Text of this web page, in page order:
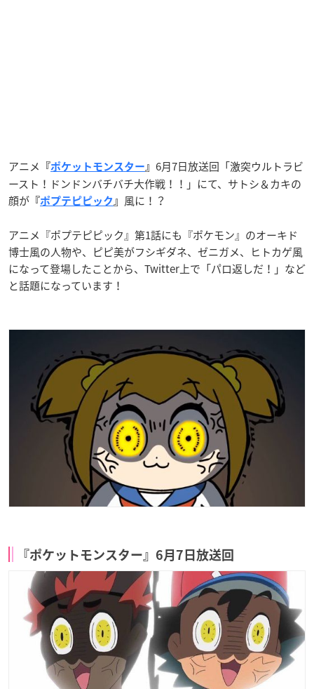
アニメ 『ポケットモンスター 』 6月7日放送回「激突ウルトラビ
ースト！ドンドンバチバチ大作戦！！」にて、サトシ＆カキの
顔が 『ポプテピピック 』 風に！？
アニメ『ポプテピピック』第1話にも『ポケモン』のオーキド
博士風の人物や、ピピ美がフシギダネ、ゼニガメ、ヒトカゲ風
になって登場したことから、Twitter上で「パロ返しだ！」など
と話題になっています！
『ポケットモンスター』6月7日放送回